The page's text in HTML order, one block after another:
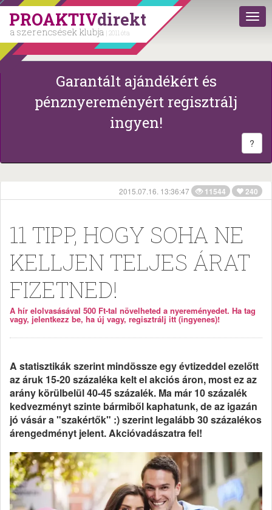
PROAKTIVdirekt
a szerencsések klubja | 2011 óta
Garantált ajándékért és
pénznyereményért regisztrálj
ingyen!
?
2015.07.16. 13:36:47 11544 240
11 TIPP, HOGY SOHA NE
KELLJEN TELJES ÁRAT
FIZETNED!
A hír elolvasásával 500 Ft-tal növelheted a nyereményedet. Ha tag
vagy, jelentkezz be, ha új vagy, regisztrálj itt (ingyenes)!
A statisztikák szerint mindössze egy évtizeddel ezelőtt
az áruk 15-20 százaléka kelt el akciós áron, most ez az
arány körülbelül 40-45 százalék. Ma már 10 százalék
kedvezményt szinte bármiből kaphatunk, de az igazán
jó vásár a "szakértők" :) szerint legalább 30 százalékos
árengedményt jelent. Akcióvadászatra fel!